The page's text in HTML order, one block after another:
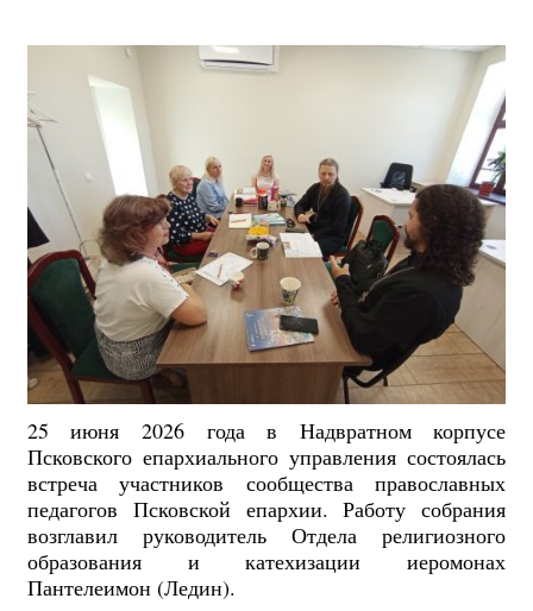
25 июня 2026 года в Надвратном корпусе
Псковского епархиального управления состоялась
встреча участников сообщества православных
педагогов Псковской епархии. Работу собрания
возглавил руководитель Отдела религиозного
образования и катехизации иеромонах
Пантелеимон (Ледин).